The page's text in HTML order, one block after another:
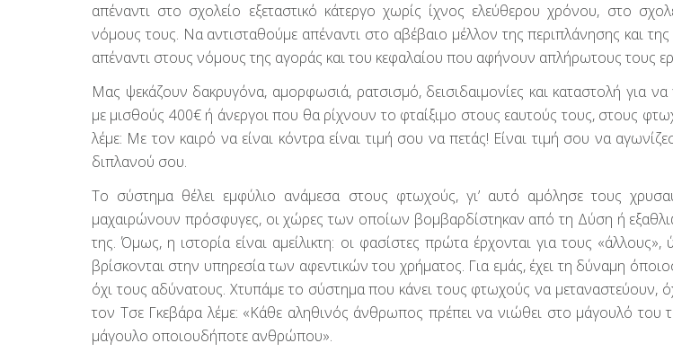
απέναντι στο σχολείο εξεταστικό κάτεργο χωρίς ίχνος ελεύθερου χρόνου, στο
νόμους τους. Να αντισταθούμε απέναντι στο αβέβαιο μέλλον της περιπλάνησης και
απέναντι στους νόμους της αγοράς και του κεφαλαίου που αφήνουν απλήρωτους τους
Μας ψεκάζουν δακρυγόνα, αμορφωσιά, ρατσισμό, δεισιδαιμονίες και καταστολή για να
με μισθούς 400€ ή άνεργοι που θα ρίχνουν το φταίξιμο στους εαυτούς τους, στους
λέμε: Με τον καιρό να είναι κόντρα είναι τιμή σου να πετάς! Είναι τιμή σου να
διπλανού σου.
Το σύστημα θέλει εμφύλιο ανάμεσα στους φτωχούς, γι’ αυτό αμόλησε τους
μαχαιρώνουν πρόσφυγες, οι χώρες των οποίων βομβαρδίστηκαν από τη Δύση ή
της. Όμως, η ιστορία είναι αμείλικτη: οι φασίστες πρώτα έρχονται για τους «άλλους»,
βρίσκονται στην υπηρεσία των αφεντικών του χρήματος. Για εμάς, έχει τη δύναμη
όχι τους αδύνατους. Χτυπάμε το σύστημα που κάνει τους φτωχούς να μεταναστεύουν,
τον Τσε Γκεβάρα λέμε: «Κάθε αληθινός άνθρωπος πρέπει να νιώθει στο μάγουλό του
μάγουλο οποιουδήποτε ανθρώπου».